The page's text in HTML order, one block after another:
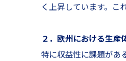
く上昇しています。こ
２．欧州における生産
特に収益性に課題があ